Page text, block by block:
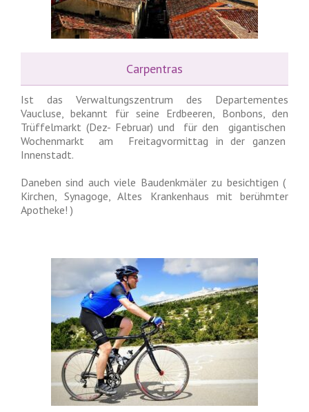
Carpentras
Ist das Verwaltungszentrum des Departementes
Vaucluse, bekannt für seine Erdbeeren, Bonbons, den
Trüffelmarkt (Dez- Februar) und für den gigantischen
Wochenmarkt am Freitagvormittag in der ganzen
Innenstadt.
Daneben sind auch viele Baudenkmäler zu besichtigen (
Kirchen, Synagoge, Altes Krankenhaus mit berühmter
Apotheke! )